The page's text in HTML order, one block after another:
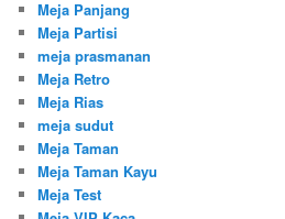
Meja Panjang
Meja Partisi
meja prasmanan
Meja Retro
Meja Rias
meja sudut
Meja Taman
Meja Taman Kayu
Meja Test